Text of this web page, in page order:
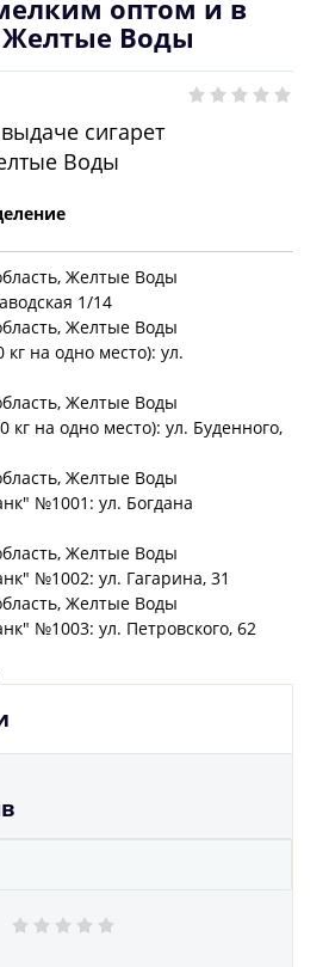
оптом и в
Воды
сигарет
Воды
, Желтые Воды
1/14
, Желтые Воды
на одно место): ул.
, Желтые Воды
на одно место): ул. Буденного,
, Желтые Воды
№1001: ул. Богдана
, Желтые Воды
№1002: ул. Гагарина, 31
, Желтые Воды
№1003: ул. Петровского, 62